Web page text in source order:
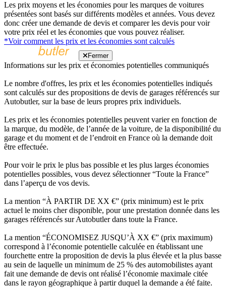
Les prix moyens et les économies pour les marques de voitures
présentées sont basés sur différents modèles et années. Vous devez
donc créer une demande de devis et comparer les devis pour voir
votre prix réel et les économies que vous pouvez réaliser.
*Voir comment les prix et les économies sont calculés
Fermer
Informations sur les prix et économies potentielles communiqués
Le nombre d'offres, les prix et les économies potentielles indiqués
sont calculés sur des propositions de devis de garages référencés sur
Autobutler, sur la base de leurs propres prix individuels.
Les prix et les économies potentielles peuvent varier en fonction de
la marque, du modèle, de l’année de la voiture, de la disponibilité du
garage et du moment et de l’endroit en France où la demande doit
être effectuée.
Pour voir le prix le plus bas possible et les plus larges économies
potentielles possibles, vous devez sélectionner “Toute la France”
dans l’aperçu de vos devis.
La mention “À PARTIR DE XX €” (prix minimum) est le prix
actuel le moins cher disponible, pour une prestation donnée dans les
garages référencés sur Autobutler dans toute la France.
La mention “ÉCONOMISEZ JUSQU’À XX €” (prix maximum)
correspond à l’économie potentielle calculée en établissant une
fourchette entre la proposition de devis la plus élevée et la plus basse
au sein de laquelle un minimum de 25 % des automobilistes ayant
fait une demande de devis ont réalisé l’économie maximale citée
dans le rayon géographique à partir duquel la demande a été faite.